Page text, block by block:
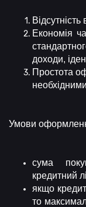
Відсутність
Економія
доходи,
Простота
Умови
сума
кредитний
якщо
то